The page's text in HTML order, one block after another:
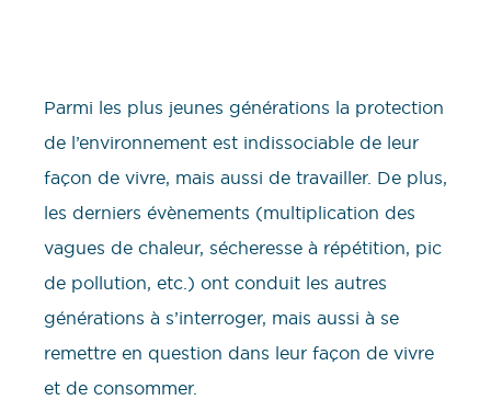
Parmi les plus jeunes générations la protection
de l’environnement est indissociable de leur
façon de vivre, mais aussi de travailler. De plus,
les derniers évènements (multiplication des
vagues de chaleur, sécheresse à répétition, pic
de pollution, etc.) ont conduit les autres
générations à s’interroger, mais aussi à se
remettre en question dans leur façon de vivre
et de consommer.